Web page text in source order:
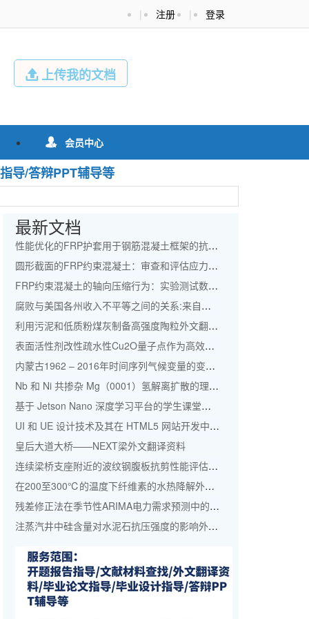
登录
|
注册
|
 上传我的文档
 会员中心
导/答辩PPT辅导等
最新文档
性能优化的FRP护套用于钢筋混凝土框架的抗震改造外文翻译资料
圆形截面的FRP约束混凝土：审查和评估应力应变模型外文翻译资料
FRP约束混凝土的轴向压缩行为：实验测试数据库和面向设计的新模型外文翻译资料
腐败与美国各州收入不平等之间的关系:来自专家小组的协整和误差修正模型的证据外文翻译资料
利用污泥和低质粉煤灰制备高强度陶粒外文翻译资料
表面活性剂改性疏水性Cu2O量子点作为高效钙钛矿太阳能电池顶部空穴传输材料外文翻译资料
内蒙古1962 – 2016年时间序列气候变量的变化特征外文翻译资料
Nb 和 Ni 共掺杂 Mg（0001）氢解离扩散的理论研究：外文翻译资料
基于 Jetson Nano 深度学习平台的学生课堂学习评估系统—–学生的人脸检测与识别外文翻译资料
UI 和 UE 设计技术及其在 HTML5 网站开发中的地位的研究外文翻译资料
皇后大道大桥——NEXT梁外文翻译资料
连续梁桥支座附近的波纹钢腹板抗剪性能评估外文翻译资料
在200至300℃的温度下纤维素的水热降解外文翻译资料
残差修正法在季节性ARIMA电力需求预测中的应用：以中国为例外文翻译资料
注蒸汽井中硅含量对水泥石抗压强度的影响外文翻译资料